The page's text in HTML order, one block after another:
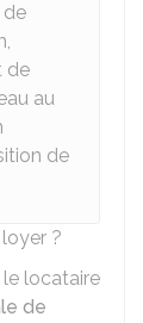
de
de
au
de
?
locataire
de